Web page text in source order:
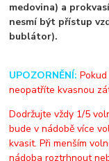
medovina) a
nesmí být přístup
bublátor).
UPOZORNĚNÍ:
neopatříte kvasnou
Dodržujte vždy 1/5
bude v nádobě více
kvasit. Při menším
nádoba roztrhnout